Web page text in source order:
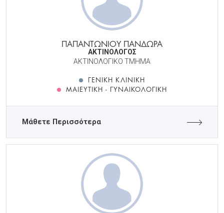
ΠΑΠΑΝΤΩΝΙΟΥ ΠΑΝΔΩΡΑ
ΑΚΤΙΝΟΛΟΓΟΣ
ΑΚΤΙΝΟΛΟΓΙΚΟ ΤΜΗΜΑ
ΓΕΝΙΚΉ ΚΛΙΝΙΚΉ
ΜΑΙΕΥΤΙΚΉ - ΓΥΝΑΙΚΟΛΟΓΙΚΉ
Μάθετε Περισσότερα